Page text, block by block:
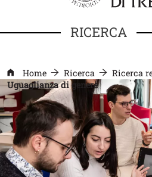
RICERCA
Home Ricerca
Ricerca
Uguaglianza di genere